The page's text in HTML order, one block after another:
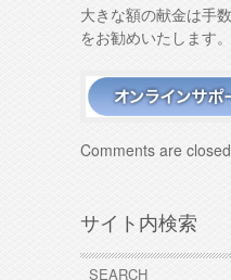
大きな額の献金は手
をお勧めいたします。
Comments are
サイト内検索